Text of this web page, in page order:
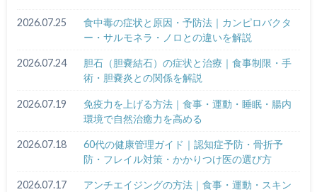
2026.07.25
食中毒の症状と原因・予防法｜カンピロバクタ
ー・サルモネラ・ノロとの違いを解説
2026.07.24
胆石（胆嚢結石）の症状と治療｜食事制限・手
術・胆嚢炎との関係を解説
2026.07.19
免疫力を上げる方法｜食事・運動・睡眠・腸内
環境で自然治癒力を高める
2026.07.18
60代の健康管理ガイド｜認知症予防・骨折予
防・フレイル対策・かかりつけ医の選び方
2026.07.17
アンチエイジングの方法｜食事・運動・スキン